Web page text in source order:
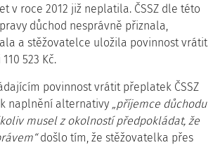
v roce 2012 již neplatila. ČSSZ dle této
důchod nesprávně přiznala,
a stěžovatelce uložila povinnost vrátit
523 Kč.
povinnost vrátit přeplatek ČSSZ
naplnění alternativy „příjemce důchodu
musel z okolností předpokládat, že
došlo tím, že stěžovatelka přes